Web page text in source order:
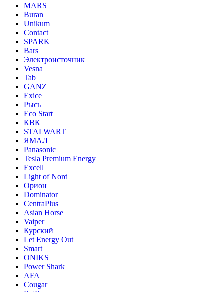
MARS
Buran
Unikum
Contact
SPARK
Bars
Электроисточник
Vesna
Tab
GANZ
Exice
Рысь
Eco Start
КВК
STALWART
ЯМАЛ
Panasonic
Tesla Premium Energy
Excell
Light of Nord
Орион
Dominator
CentraPlus
Asian Horse
Vaiper
Курский
Let Energy Out
Smart
ONIKS
Power Shark
AFA
Cougar